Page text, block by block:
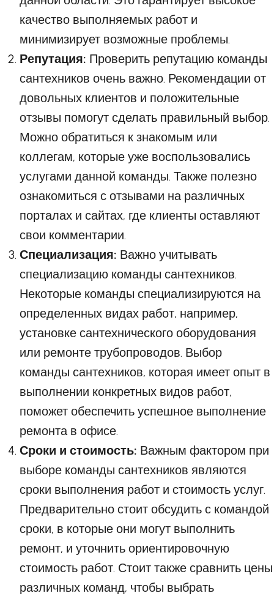
качество выполняемых работ и
минимизирует возможные проблемы.
Репутация: Проверить репутацию команды
сантехников очень важно. Рекомендации от
довольных клиентов и положительные
отзывы помогут сделать правильный выбор.
Можно обратиться к знакомым или
коллегам, которые уже воспользовались
услугами данной команды. Также полезно
ознакомиться с отзывами на различных
порталах и сайтах, где клиенты оставляют
свои комментарии.
Специализация: Важно учитывать
специализацию команды сантехников.
Некоторые команды специализируются на
определенных видах работ, например,
установке сантехнического оборудования
или ремонте трубопроводов. Выбор
команды сантехников, которая имеет опыт в
выполнении конкретных видов работ,
поможет обеспечить успешное выполнение
ремонта в офисе.
Сроки и стоимость: Важным фактором при
выборе команды сантехников являются
сроки выполнения работ и стоимость услуг.
Предварительно стоит обсудить с командой
сроки, в которые они могут выполнить
ремонт, и уточнить ориентировочную
стоимость работ. Стоит также сравнить цены
различных команд, чтобы выбрать